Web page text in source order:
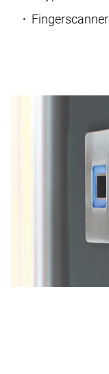
Fingerscanner